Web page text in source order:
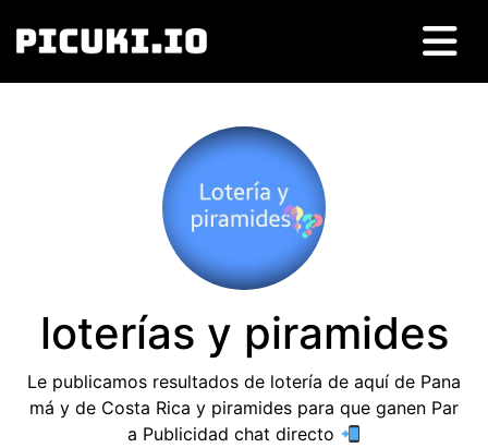
loterías y piramides
Le publicamos resultados de lotería de aquí de Pana
má y de Costa Rica y piramides para que ganen Par
a Publicidad chat directo